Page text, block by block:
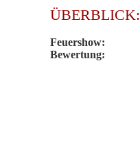
ÜBERBLICK:
Feuershow:
Bewertung: